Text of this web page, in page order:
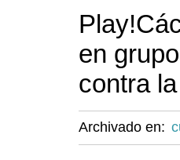
en
contra
Archivado en: